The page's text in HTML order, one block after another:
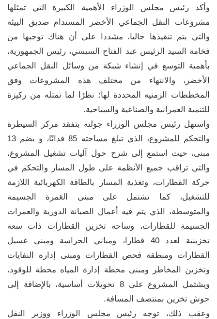
وأكد رئيس مجلس الوزراء الأهمية الكبيرة التي تمثلها
مشروعات النقل الجماعي الأخضر المستدام صديق البيئة
والتي يتم تنفيذها حاليا، مشددا على أن هناك توجيها من
فخامة السيد الرئيس عبد الفتاح السيسي، رئيس الجمهورية،
بأهمية التوسع في إنشاء شبكة من وسائل النقل الجماعي
الأخضر، والانتهاء من مختلف هذه المشروعات وفق
المخططات الزمنية المحددة لها؛ نظرًا لما تمثله من ركيزة
للتنمية العمرانية والصناعية والسياحية.
واستهل رئيس مجلس الوزراء جولته بتفقد مركز السيطرة
والتحكم للمشروع، الذي تبلغ مساحته 85 فدانًا، و يضم 13
مبنى، حيث استمع إلى شرح حول آليات تشغيل المشروع،
والتي تراقب جميع الأنظمة على طول المسار والتحكم في
حركة القطارات، وتغذية المسار بالطاقة الكهربائية اللازمة
للتشغيل، كما تشتمل على مبنى العَمرة الجسيمة
والمتوسطة، الذي يتم فيه أعمال الصيانة الدورية والعمرات
الجسيمة للقطارات، وساحة تخزين القطارات ذات سعة
تخزينية لعدد 40 قطارا، ومباني الحراسة ومبنى غسيل
القطارات ومنطقة فحص القطارات ومبنى إدارة النفايات
وتخزين المخاطر ومبنى محطة إدارة المياه محطة للوقود،
ويشتمل المشروع على 8 تحويلات أساسية، بالإضافة إلى
حوش تخزين بمنتصف المسافة.
وعقب ذلك، توجه رئيس مجلس الوزراء ووزير النقل